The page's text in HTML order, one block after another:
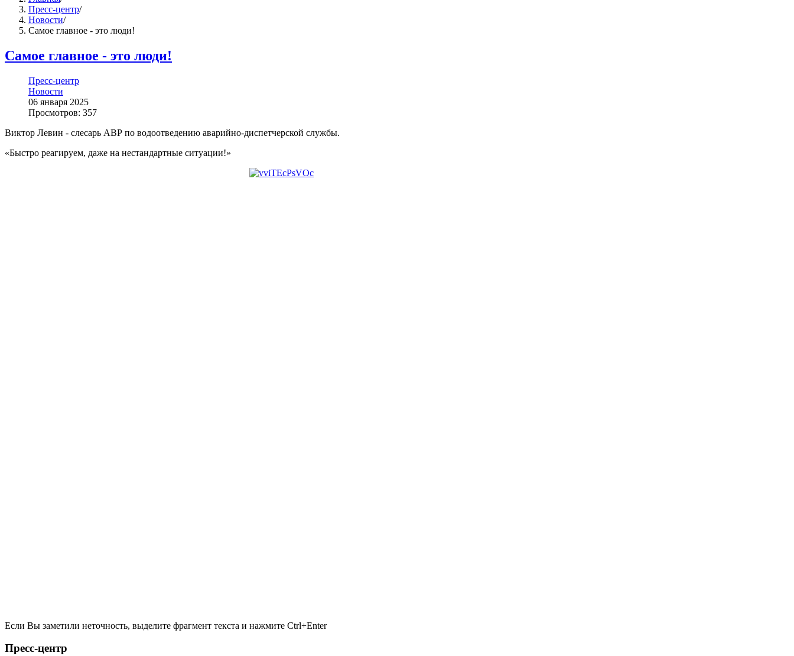
Пресс-центр/
Новости/
Самое главное - это люди!
Самое главное - это люди!
Пресс-центр
Новости
06 января 2025
Просмотров: 357
Виктор Левин - слесарь АВР по водоотведению аварийно-диспетчерской службы.
«Быстро реагируем, даже на нестандартные ситуации!»
Если Вы заметили неточность, выделите фрагмент текста и нажмите Ctrl+Enter
Пресс-центр